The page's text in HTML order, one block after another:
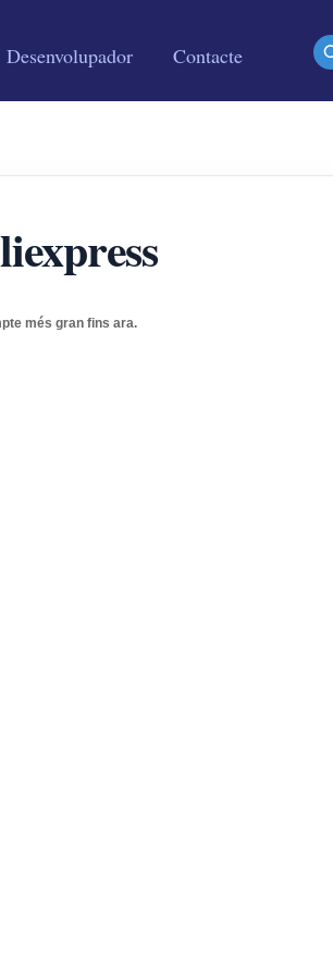
Desenvolupador Contacte
més gran fins ara.